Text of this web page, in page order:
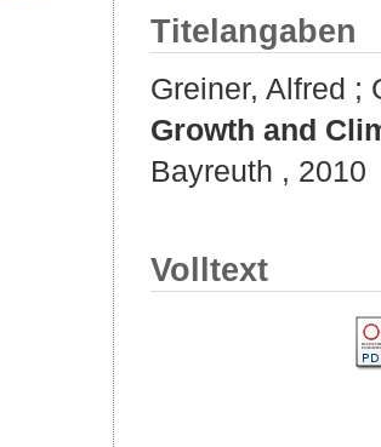
Titelangaben
Greiner, Alfred ;
Growth and
Bayreuth , 2010
Volltext